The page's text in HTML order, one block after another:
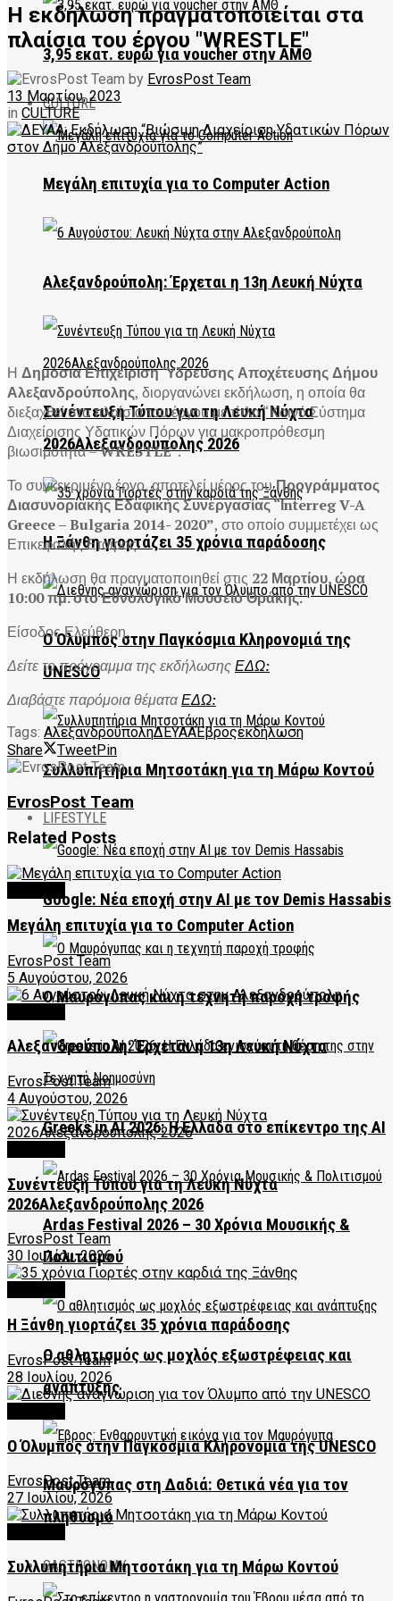
3,95 εκατ. ευρώ για voucher στην ΑΜΘ
CULTURE
Μεγάλη επιτυχία για το Computer Action
Αλεξανδρούπολη: Έρχεται η 13η Λευκή Νύχτα
Συνέντευξη Τύπου για τη Λευκή Νύχτα
2026Αλεξανδρούπολης 2026
Η Ξάνθη γιορτάζει 35 χρόνια παράδοσης
Ο Όλυμπος στην Παγκόσμια Κληρονομιά της
UNESCO
Συλλυπητήρια Μητσοτάκη για τη Μάρω Κοντού
LIFESTYLE
Google: Νέα εποχή στην AI με τον Demis Hassabis
Ο Μαυρόγυπας και η τεχνητή παροχή τροφής
Greeks in AI 2026: Η Ελλάδα στο επίκεντρο της AI
Ardas Festival 2026 – 30 Χρόνια Μουσικής &
Πολιτισμού
Ο αθλητισμός ως μοχλός εξωστρέφειας και
ανάπτυξης
Μαυρόγυπας στη Δαδιά: Θετικά νέα για τον
πληθυσμό
GASTRONOMY
Η εκδήλωση πραγματοποιείται στα
πλαίσια του έργου "WRESTLE"
by EvrosPost Team
13 Μαρτίου, 2023
in CULTURE
Η Δημόσια Επιχείριση Ύδρευσης Αποχέτευσης Δήμου
Αλεξανδρούπολης, διοργανώνει εκδήλωση, η οποία θα
διεξαχθεί στα πλαίσια του έργου με τίτλο “Κοινό Σύστημα
Διαχείρισης Υδατικών Πόρων για μακροπρόθεσμη
βιωσιμότητα –WRESTLE“.
Το συγκεκριμένο έργο, αποτελεί μέρος τουΠρογράμματος
Διασυνοριακής Εδαφικής Συνεργασίας “Ιnterreg V-A
Greece – Bulgaria 2014- 2020”, στο οποίο συμμετέχει ως
Επικεφαλής Εταίρος.
Η εκδήλωση θα πραγματοποιηθεί στις 22 Μαρτίου, ώρα
10:00 πμ. στο Εθνολογικό Μουσείο Θράκης.
Είσοδος Ελεύθερη.
Δείτε το πρόγραμμα της εκδήλωσηςΕΔΩ:
Διαβάστε παρόμοια θέματαΕΔΩ:
Tags: ΑλεξανδρούποληΔΕΥΑΑΈβροςεκδήλωση
Share
TweetPin
EvrosPost Team
Related Posts
Μεγάλη επιτυχία για το Computer Action
EvrosPost Team
5 Αυγούστου, 2026
Αλεξανδρούπολη: Έρχεται η 13η Λευκή Νύχτα
EvrosPost Team
4 Αυγούστου, 2026
Συνέντευξη Τύπου για τη Λευκή Νύχτα
2026Αλεξανδρούπολης 2026
EvrosPost Team
30 Ιουλίου, 2026
Η Ξάνθη γιορτάζει 35 χρόνια παράδοσης
EvrosPost Team
28 Ιουλίου, 2026
Ο Όλυμπος στην Παγκόσμια Κληρονομιά της UNESCO
EvrosPost Team
27 Ιουλίου, 2026
Συλλυπητήρια Μητσοτάκη για τη Μάρω Κοντού